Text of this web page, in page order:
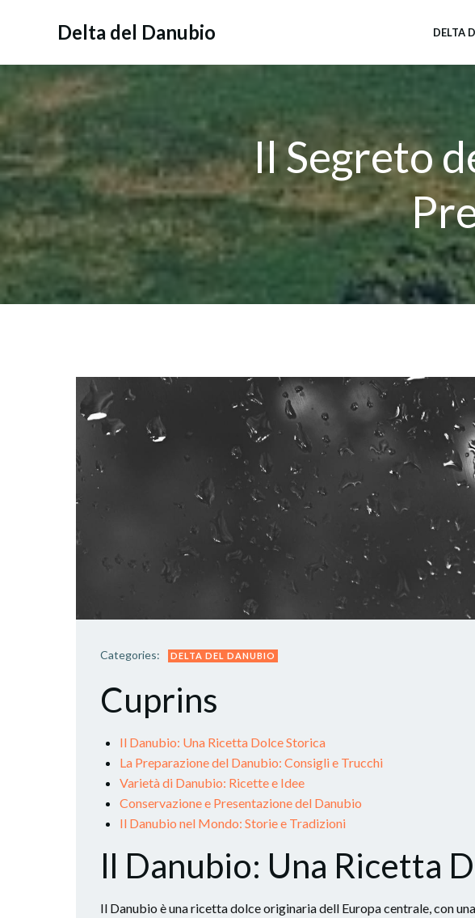
Delta del Danubio DELTA
Il Segreto
Categories: DELTA DEL DANUBIO
Cuprins
Il Danubio: Una Ricetta Dolce Storica
La Preparazione del Danubio: Consigli e Trucchi
Varietà di Danubio: Ricette e Idee
Conservazione e Presentazione del Danubio
Il Danubio nel Mondo: Storie e Tradizioni
Il Danubio: Una Ricetta
Il Danubio è una ricetta dolce originaria dell Europa centrale, con